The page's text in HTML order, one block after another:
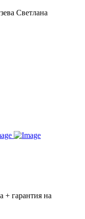
Светлана
+ гарантия на